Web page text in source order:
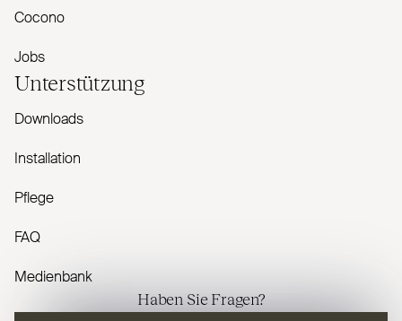
Cocono
Jobs
Unterstützung
Downloads
Installation
Pflege
FAQ
Medienbank
Haben Sie Fragen?